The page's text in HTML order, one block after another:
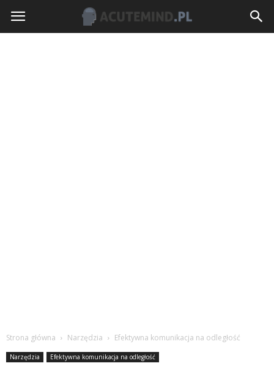
Strona główna Narzędzia Efektywna komunikacja na odległość
Narzędzia Efektywna komunikacja na odległość